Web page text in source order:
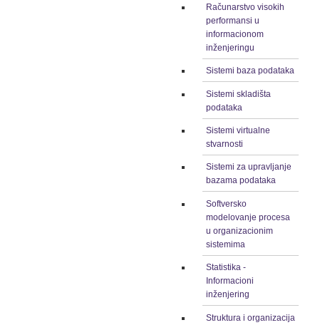
Računarstvo visokih
performansi u
informacionom
inženjeringu
Sistemi baza podataka
Sistemi skladišta
podataka
Sistemi virtualne
stvarnosti
Sistemi za upravljanje
bazama podataka
Softversko
modelovanje procesa
u organizacionim
sistemima
Statistika -
Informacioni
inženjering
Struktura i organizacija